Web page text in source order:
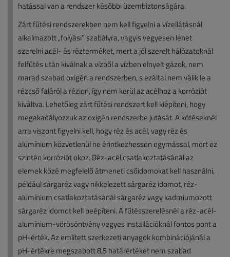
hatással van a rendszer későbbi üzembiztonságára.
Zárt fűtési rendszerekben nem kell figyelni a vízellátásnál
alkalmazott „folyási” szabályra, vagyis vegyesen lehet
szerelni acél- és rézterméket, mert a jól szerelt hálózatoknál
felfűtés után kiválnak a vízből a vízben elnyelt gázok, nem
marad szabad oxigén a rendszerben, s ezáltal nem válik le a
rézcső faláról a rézion, így nem kerül az acélhoz a korróziót
kiváltva. Lehetőleg zárt fűtési rendszert kell kiépíteni, hogy
megakadályozzuk az oxigén rendszerbe jutását. A kötéseknél
arra viszont figyelni kell, hogy réz és acél, vagy réz és
alumínium közvetlenül ne érintkezhessen egymással, mert ez
szintén korróziót okoz. Réz-acél csatlakoztatásánál az
elemek közé megfelelő átmeneti csőidomokat kell használni,
például sárgaréz vagy nikkelezett sárgaréz idomot, réz-
alumínium csatlakoztatásánál sárgaréz vagy kadmiumozott
sárgaréz idomot kell beépíteni. A fűtésszerelésnél a réz-acél-
alumínium-vörösöntvény vegyes installációknál fontos pont a
pH-érték. Az említett szerkezeti anyagok kombinációjánál a
pH-értékre megszabott 8,5 határértéket nem szabad